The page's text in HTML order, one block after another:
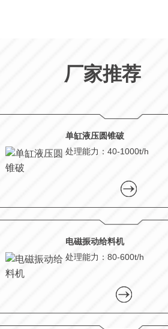
厂家推荐
单缸液压圆锥破
处理能力：40-1000t/h
电磁振动给料机
处理能力：80-600t/h